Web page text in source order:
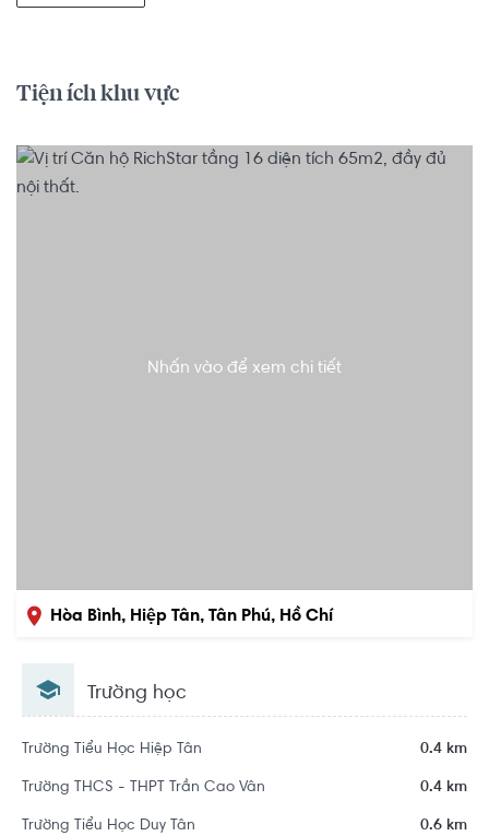
Tiện ích khu vực
Nhấn vào để xem chi tiết
Hòa Bình, Hiệp Tân, Tân Phú, Hồ Chí
Trường học
Trường Tiểu Học Hiệp Tân 0.4 km
Trường THCS - THPT Trần Cao Vân 0.4 km
Trường Tiểu Học Duy Tân 0.6 km